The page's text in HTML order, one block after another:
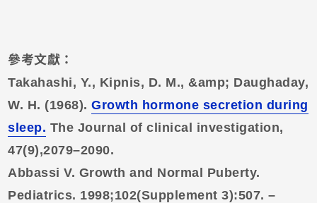
參考文獻：
Takahashi, Y., Kipnis, D. M., &amp; Daughaday,
W. H. (1968).Growth hormone secretion during
sleep. The Journal of clinical investigation,
47(9),2079–2090.
Abbassi V. Growth and Normal Puberty.
Pediatrics. 1998;102(Supplement 3):507. –